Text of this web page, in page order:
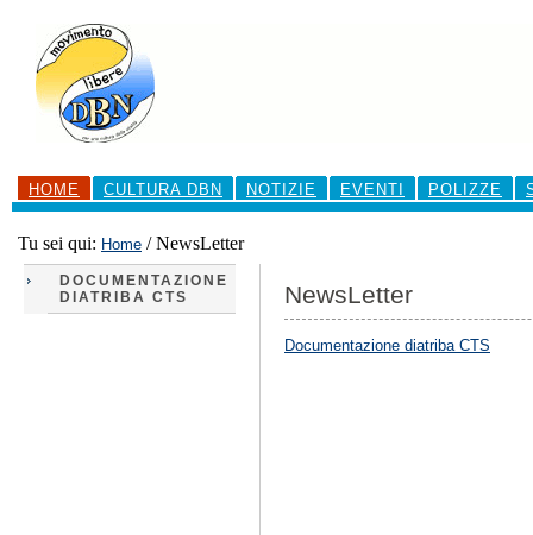
contenuti.
navigazione
Sezioni
HOME
CULTURA DBN NOTIZIE EVENTI POLIZZE
Tu sei qui: Home /NewsLetter
DOCUMENTAZIONE
DIATRIBA CTS
NewsLetter
Documentazione diatriba CTS